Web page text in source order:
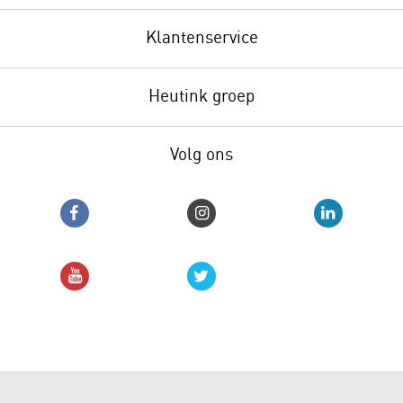
Klantenservice
Heutink groep
Volg ons